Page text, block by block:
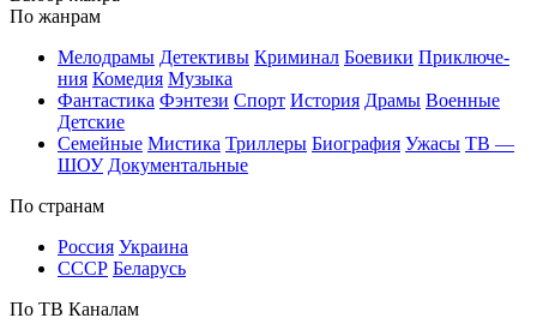
По жан­рам
Ме­ло­дра­мы Де­тек­ти­вы Кри­ми­нал Бое­ви­ки При­клю­че­
ния Ко­ме­дия Му­зы­ка
Фан­та­сти­ка Фэн­те­зи Спорт Ис­то­рия Дра­мы Во­ен­ные
Дет­ские
Се­мей­ные Мис­ти­ка Трил­ле­ры Био­гра­фия Ужа­сы ТВ —
ШОУ До­ку­мен­таль­ные
По стра­нам
Рос­сия Ук­раи­на
СССР Бе­ла­русь
По ТВ Ка­на­лам